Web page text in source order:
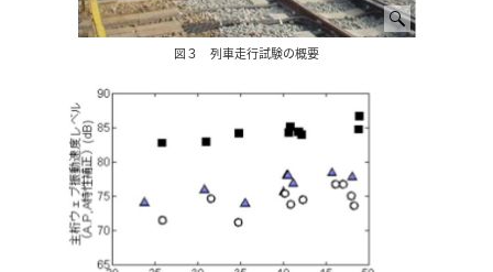
図３ 列車走行試験の概要